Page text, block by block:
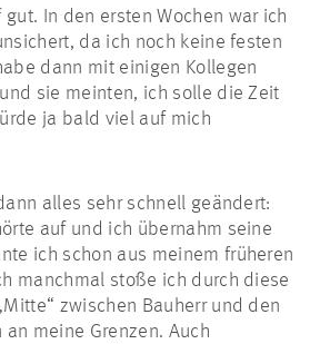
In den ersten Wochen war ich
da ich noch keine festen
dann mit einigen Kollegen
sie meinten, ich solle die Zeit
ja bald viel auf mich
alles sehr schnell geändert:
auf und ich übernahm seine
ich schon aus meinem früheren
manchmal stoße ich durch diese
zwischen Bauherr und den
meine Grenzen. Auch